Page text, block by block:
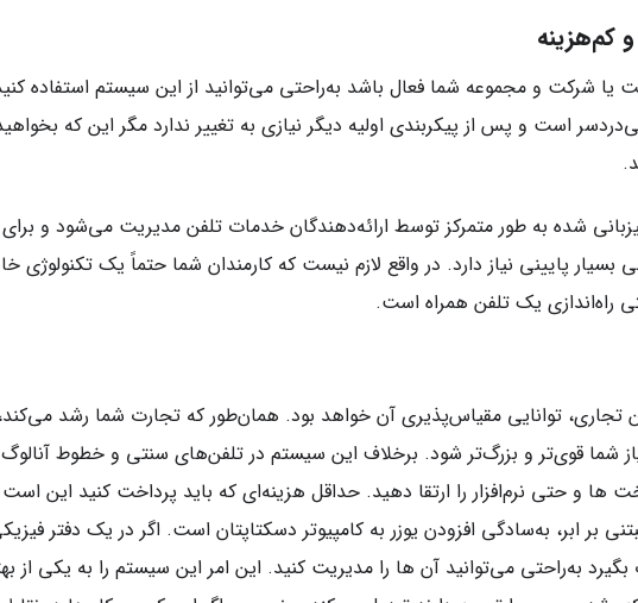
کم‌هزینه
یا شرکت و مجموعه شما فعال باشد به‌راحتی می‌توانید از این سیستم استفاده
است و پس از پیکربندی اولیه دیگر نیازی به تغییر ندارد مگر این که
شده به طور متمرکز توسط ارائه‌دهندگان خدمات تلفن مدیریت می‌شود و برای
پایینی نیاز دارد. در واقع لازم نیست که کارمندان شما حتماً یک تکنولوژی
راه‌اندازی یک تلفن همراه است.
تجاری، توانایی مقیاس‌پذیری آن خواهد بود. همان‌طور که تجارت شما رشد
شما قوی‌تر و بزرگ‌تر شود. برخلاف این سیستم در تلفن‌های سنتی و خطوط
ها و حتی نرم‌افزار را ارتقا دهید. حداقل هزینه‌ای که باید پرداخت کنید این
بر ابر، به‌سادگی افزودن یوزر به کامپیوتر دسکتاپتان است. اگر در یک دفتر
به‌راحتی می‌توانید آن ها را مدیریت کنید. این امر این سیستم را به یکی از